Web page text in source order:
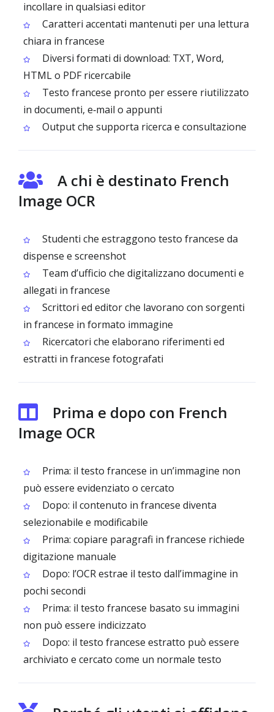
incollare in qualsiasi editor
Caratteri accentati mantenuti per una lettura
chiara in francese
Diversi formati di download: TXT, Word,
HTML o PDF ricercabile
Testo francese pronto per essere riutilizzato
in documenti, e‑mail o appunti
Output che supporta ricerca e consultazione
A chi è destinato French
Image OCR
Studenti che estraggono testo francese da
dispense e screenshot
Team d’ufficio che digitalizzano documenti e
allegati in francese
Scrittori ed editor che lavorano con sorgenti
in francese in formato immagine
Ricercatori che elaborano riferimenti ed
estratti in francese fotografati
Prima e dopo con French
Image OCR
Prima: il testo francese in un’immagine non
può essere evidenziato o cercato
Dopo: il contenuto in francese diventa
selezionabile e modificabile
Prima: copiare paragrafi in francese richiede
digitazione manuale
Dopo: l’OCR estrae il testo dall’immagine in
pochi secondi
Prima: il testo francese basato su immagini
non può essere indicizzato
Dopo: il testo francese estratto può essere
archiviato e cercato come un normale testo